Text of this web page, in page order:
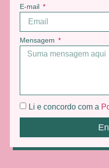
E-mail
Mensagem
Li e concordo com a